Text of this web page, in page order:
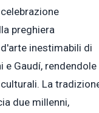
preghiera
inestimabili di
e Gaudí, rendendole
La
due millenni,